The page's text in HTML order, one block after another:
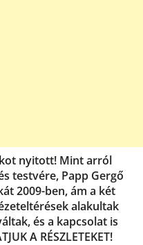
nyitott! Mint arról
testvére, Papp Gergő
2009-ben, ám a két
alakultak
és a kapcsolat is
A RÉSZLETEKET!